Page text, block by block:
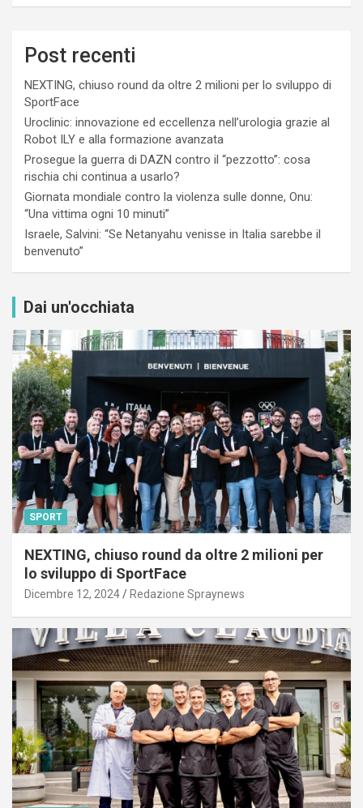
Post recenti
NEXTING, chiuso round da oltre 2 milioni per lo sviluppo di
SportFace
Uroclinic: innovazione ed eccellenza nell’urologia grazie al
Robot ILY e alla formazione avanzata
Prosegue la guerra di DAZN contro il “pezzotto”: cosa
rischia chi continua a usarlo?
Giornata mondiale contro la violenza sulle donne, Onu:
“Una vittima ogni 10 minuti”
Israele, Salvini: “Se Netanyahu venisse in Italia sarebbe il
benvenuto”
Dai un'occhiata
SPORT
NEXTING, chiuso round da oltre 2 milioni per
lo sviluppo di SportFace
Dicembre 12, 2024 Redazione Spraynews